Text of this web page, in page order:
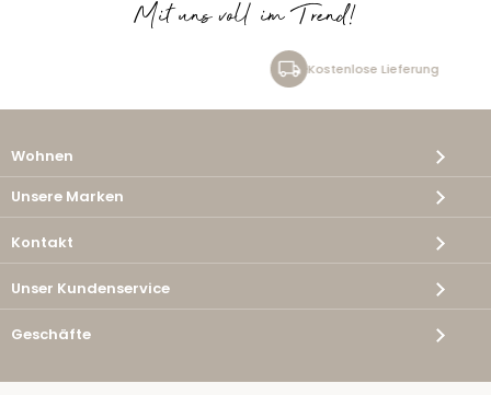
Mit uns voll im Trend!
Kostenlose Lieferung
Wohnen
Unsere Marken
Kontakt
Unser Kundenservice
Geschäfte